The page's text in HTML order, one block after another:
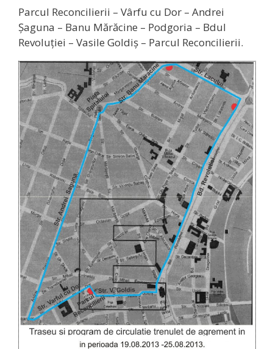
Parcul Reconcilierii – Vârfu cu Dor – Andrei
Şaguna – Banu Mărăcine – Podgoria – Bdul
Revoluţiei – Vasile Goldiş – Parcul Reconcilierii.